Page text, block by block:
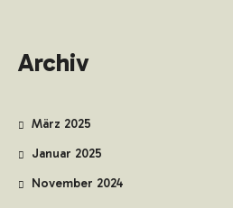
Archiv
März 2025
Januar 2025
November 2024